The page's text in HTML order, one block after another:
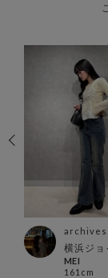
archives
横浜ジ
MEI
161cm